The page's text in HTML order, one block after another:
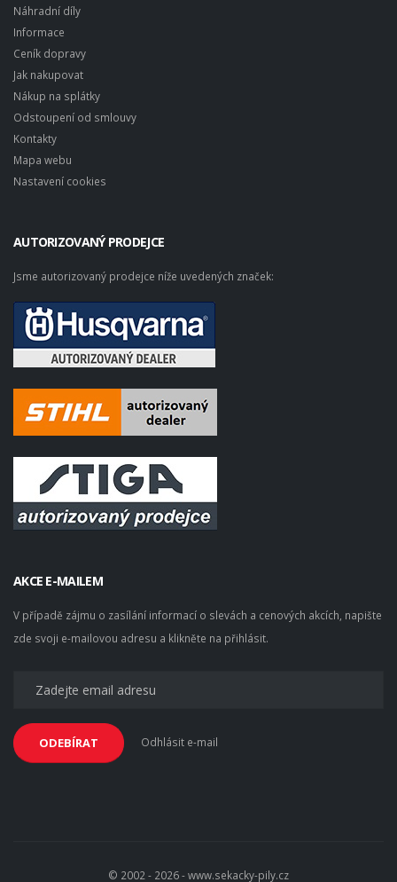
Náhradní díly
Informace
Ceník dopravy
Jak nakupovat
Nákup na splátky
Odstoupení od smlouvy
Kontakty
Mapa webu
Nastavení cookies
AUTORIZOVANÝ PRODEJCE
Jsme autorizovaný prodejce níže uvedených značek:
AKCE E-MAILEM
V případě zájmu o zasílání informací o slevách a cenových akcích, napište
zde svoji e-mailovou adresu a klikněte na přihlásit.
ODEBÍRAT Odhlásit e-mail
© 2002 - 2026 - www.sekacky-pily.cz